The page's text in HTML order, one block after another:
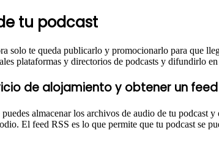
tu podcast
solo te queda publicarlo y promocionarlo para que
plataformas y directorios de podcasts y difundirlo en
de alojamiento y obtener un feed
almacenar los archivos de audio de tu
El feed RSS es lo que permite que tu podcast se